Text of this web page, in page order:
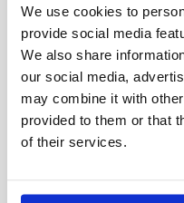
We use cookies to
provide social media
We also share
our social media,
may combine it with
provided to them or that
of their services.
SDCM
Ljusfördelning
Spridningsvinkel